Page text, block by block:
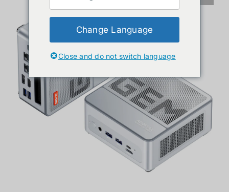
휴머노이드 로봇
뉴스
서비스
Change Language
Close and do not switch language